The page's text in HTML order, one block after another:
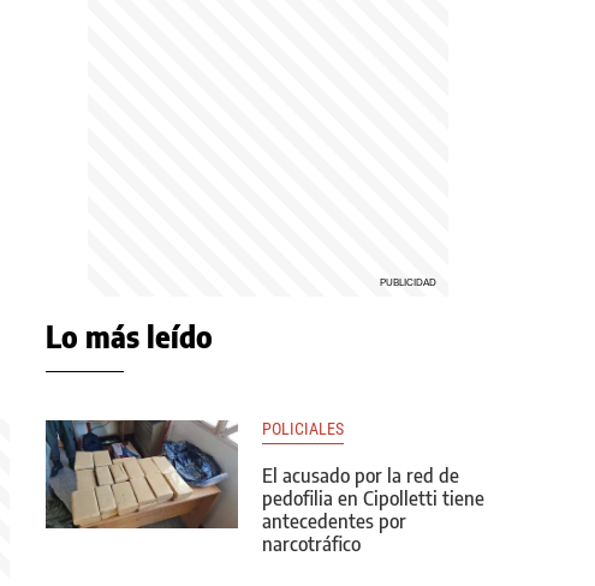
Lo más leído
POLICIALES
El acusado por la red de
pedofilia en Cipolletti tiene
antecedentes por
narcotráfico